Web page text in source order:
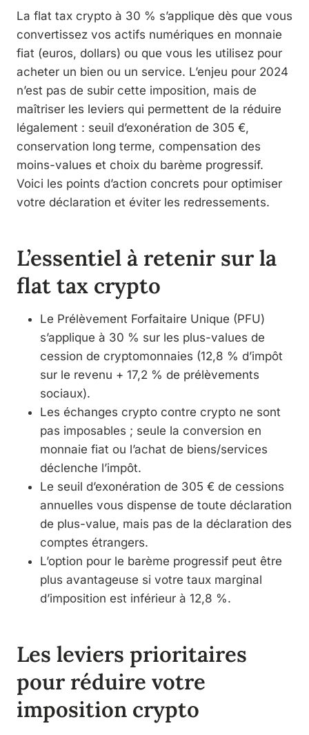
La flat tax crypto à 30 % s’applique dès que vous
convertissez vos actifs numériques en monnaie
fiat (euros, dollars) ou que vous les utilisez pour
acheter un bien ou un service. L’enjeu pour 2024
n’est pas de subir cette imposition, mais de
maîtriser les leviers qui permettent de la réduire
légalement : seuil d’exonération de 305 €,
conservation long terme, compensation des
moins-values et choix du barème progressif.
Voici les points d’action concrets pour optimiser
votre déclaration et éviter les redressements.
L’essentiel à retenir sur la
flat tax crypto
Le Prélèvement Forfaitaire Unique (PFU)
s’applique à 30 % sur les plus-values de
cession de cryptomonnaies (12,8 % d’impôt
sur le revenu + 17,2 % de prélèvements
sociaux).
Les échanges crypto contre crypto ne sont
pas imposables ; seule la conversion en
monnaie fiat ou l’achat de biens/services
déclenche l’impôt.
Le seuil d’exonération de 305 € de cessions
annuelles vous dispense de toute déclaration
de plus-value, mais pas de la déclaration des
comptes étrangers.
L’option pour le barème progressif peut être
plus avantageuse si votre taux marginal
d’imposition est inférieur à 12,8 %.
Les leviers prioritaires
pour réduire votre
imposition crypto